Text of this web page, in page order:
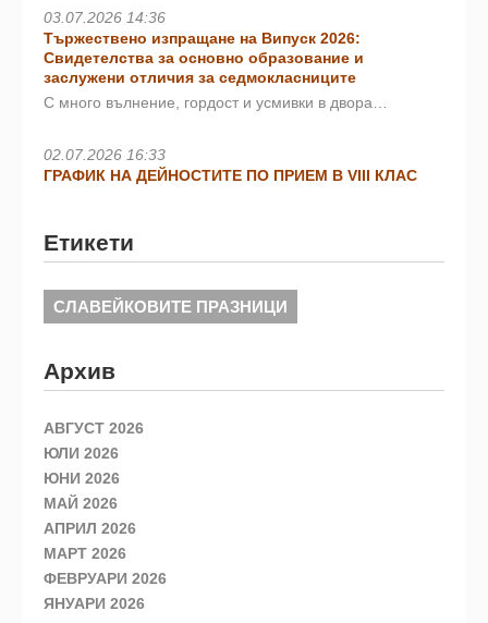
03.07.2026 14:36
Тържествено изпращане на Випуск 2026:
Свидетелства за основно образование и
заслужени отличия за седмокласниците
С много вълнение, гордост и усмивки в двора…
02.07.2026 16:33
ГРАФИК НА ДЕЙНОСТИТЕ ПО ПРИЕМ В VIII КЛАС
Етикети
СЛАВЕЙКОВИТЕ ПРАЗНИЦИ
Архив
АВГУСТ 2026
ЮЛИ 2026
ЮНИ 2026
МАЙ 2026
АПРИЛ 2026
МАРТ 2026
ФЕВРУАРИ 2026
ЯНУАРИ 2026